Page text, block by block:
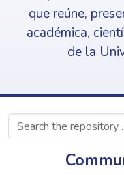
que reúne,
académica,
de la